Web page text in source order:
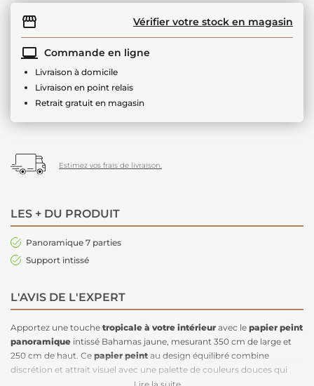
Vérifier votre stock en magasin
Commande en ligne
Livraison à domicile
Livraison en point relais
Retrait gratuit en magasin
Estimez vos frais de livraison.
LES + DU PRODUIT
Panoramique 7 parties
Support intissé
L'AVIS DE L'EXPERT
Apportez une touche tropicale à votre intérieur avec le papier peint
panoramique intissé Bahamas jaune, mesurant 350 cm de large et
250 cm de haut. Ce papier peint au design équilibré combine
discrétion et attrait visuel avec une palette de couleurs douces qui
inspire la sérénité. Orné de grandes feuilles tropicales qui s'élèvent, il